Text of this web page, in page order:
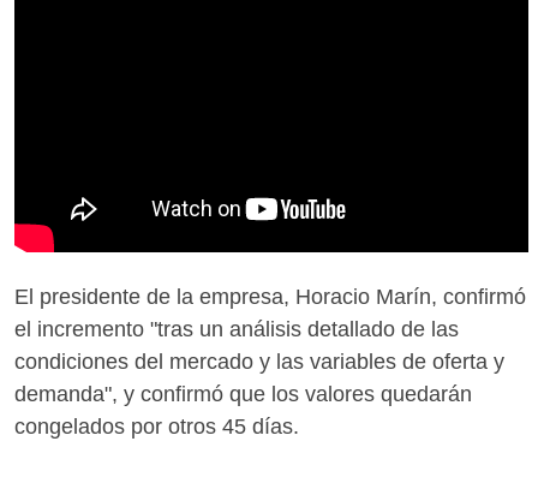
El presidente de la empresa, Horacio Marín, confirmó
el incremento "tras un análisis detallado de las
condiciones del mercado y las variables de oferta y
demanda", y confirmó que los valores quedarán
congelados por otros 45 días.